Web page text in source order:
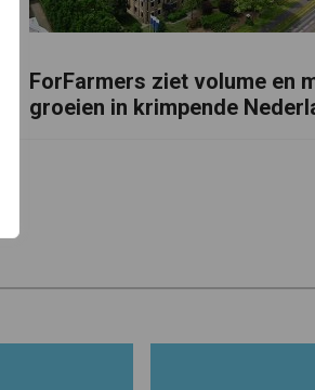
ForFarmers ziet volume en
groeien in krimpende